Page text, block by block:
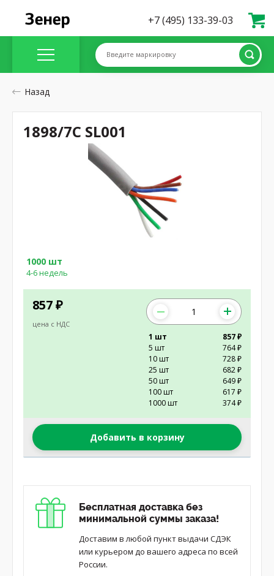
+7 (495) 133-39-03
Введите маркировку
Назад
857 ₽
цена с НДС
1000 шт
4-6 недель
1 шт
857 ₽
5 шт
764 ₽
10 шт
728 ₽
25 шт
682 ₽
50 шт
649 ₽
100 шт
617 ₽
1000 шт
374 ₽
Добавить в корзину
Бесплатная доставка без
минимальной суммы заказа!
Доставим в любой пункт выдачи СДЭК
или курьером до вашего адреса по всей
России.
1898/7C SL001